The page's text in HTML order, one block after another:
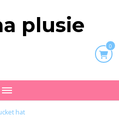
plusie
0
hat